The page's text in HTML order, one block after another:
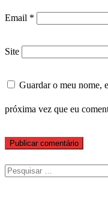
Email *
Site
Guardar o meu nome,
próxima vez que eu
Pesquisar
por: